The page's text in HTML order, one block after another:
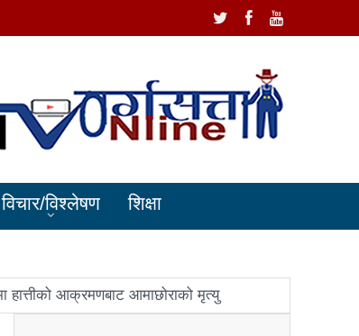
विचार/विश्लेषण शिक्षा
हात्तीको आक्रमणबाट आमाछोराको मृत्यु